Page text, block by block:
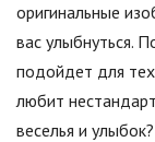
оригинальные
вас улыбнуться.
подойдет для
любит
веселья и